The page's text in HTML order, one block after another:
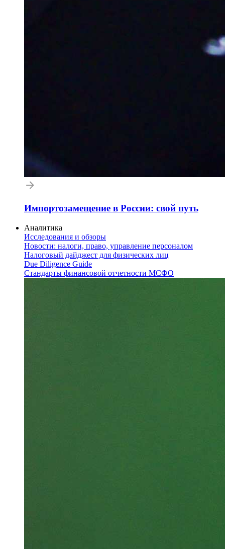
Импортозамещение в России: свой путь
Аналитика
Исследования и обзоры
Новости: налоги, право, управление персоналом
Налоговый дайджест для физических лиц
Due Diligence Guide
Стандарты финансовой отчетности МСФО